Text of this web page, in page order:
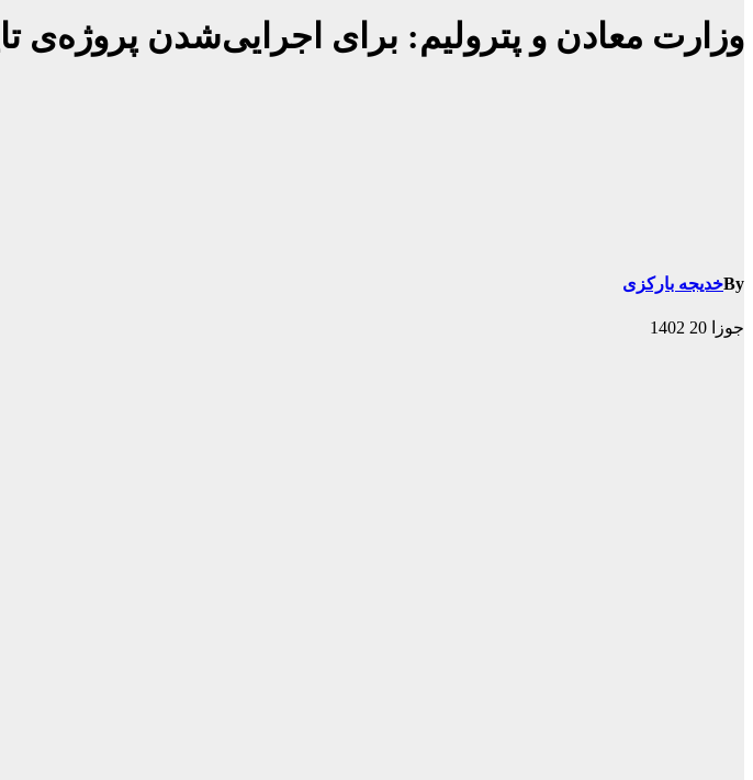
وزارت معادن و پترولیم: برای اجرایی‌شدن پروژه‌ی
Byخدیجه بارکزی
جوزا 20 1402